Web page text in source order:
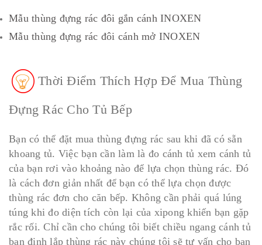
Mẫu thùng đựng rác đôi gắn cánh INOXEN
Mẫu thùng đựng rác đôi cánh mở INOXEN
Thời Điểm Thích Hợp Để Mua Thùng
Đựng Rác Cho Tủ Bếp
Bạn có thể đặt mua thùng đựng rác sau khi đã có sẵn
khoang tủ. Việc bạn cần làm là đo cánh tủ xem cánh tủ
của bạn rơi vào khoảng nào để lựa chọn thùng rác. Đó
là cách đơn giản nhất để bạn có thể lựa chọn được
thùng rác đơn cho căn bếp. Không cần phải quá lúng
túng khi đo diện tích còn lại của xipong khiến bạn gặp
rắc rối. Chỉ cần cho chúng tôi biết chiều ngang cánh tủ
bạn định lắp thùng rác này chúng tôi sẽ tư vấn cho bạn